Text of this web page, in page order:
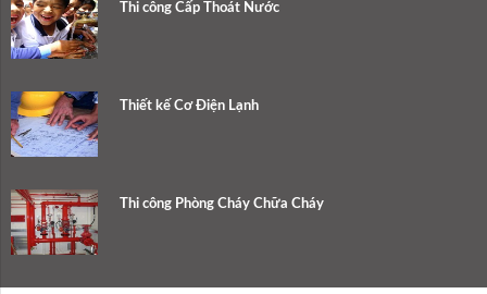
Thi công Cấp Thoát Nước
Thiết kế Cơ Điện Lạnh
Thi công Phòng Cháy Chữa Cháy